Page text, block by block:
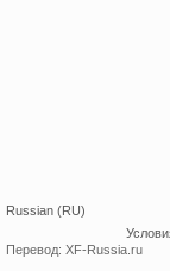
Russian (RU)
Перевод: XF-Russia.ru